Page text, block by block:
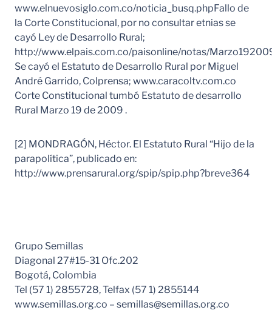
www.elnuevosiglo.com.co/noticia_busq.phpFallo de
la Corte Constitucional, por no consultar etnias se
cayó Ley de Desarrollo Rural;
http://www.elpais.com.co/paisonline/notas/
Se cayó el Estatuto de Desarrollo Rural por Miguel
André Garrido, Colprensa; www.caracoltv.com.co
Corte Constitucional tumbó Estatuto de desarrollo
Rural Marzo 19 de 2009 .
[2] MONDRAGÓN, Héctor. El Estatuto Rural “Hijo de la
parapolítica”, publicado en:
http://www.prensarural.org/spip/spip.php?breve364
Grupo Semillas
Diagonal 27#15-31 Ofc.202
Bogotá, Colombia
Tel (57 1) 2855728, Telfax (57 1) 2855144
www.semillas.org.co – semillas@semillas.org.co